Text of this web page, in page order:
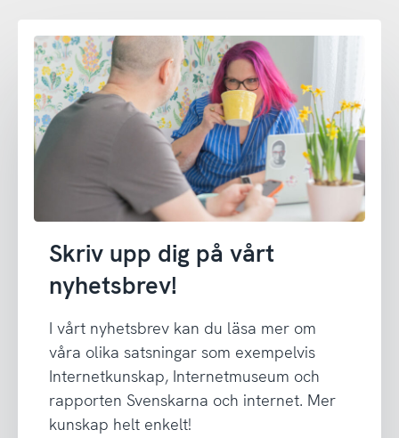
Skriv upp dig på vårt
nyhetsbrev!
I vårt nyhetsbrev kan du läsa mer om
våra olika satsningar som exempelvis
Internetkunskap, Internetmuseum och
rapporten Svenskarna och internet. Mer
kunskap helt enkelt!